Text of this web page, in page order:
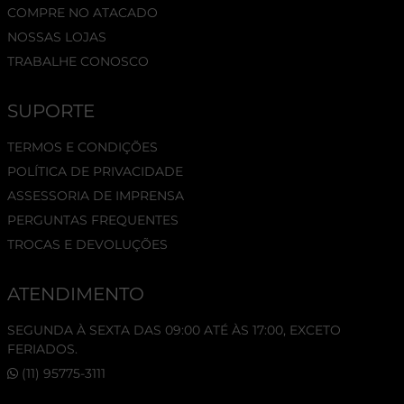
COMPRE NO ATACADO
NOSSAS LOJAS
TRABALHE CONOSCO
SUPORTE
TERMOS E CONDIÇÕES
POLÍTICA DE PRIVACIDADE
ASSESSORIA DE IMPRENSA
PERGUNTAS FREQUENTES
TROCAS E DEVOLUÇÕES
ATENDIMENTO
SEGUNDA À SEXTA DAS 09:00 ATÉ ÀS 17:00, EXCETO
FERIADOS.
(11) 95775-3111